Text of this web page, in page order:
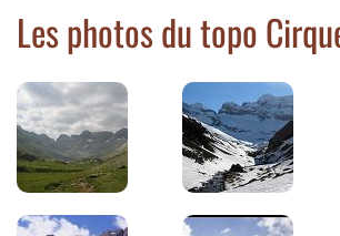
Les photos du topo